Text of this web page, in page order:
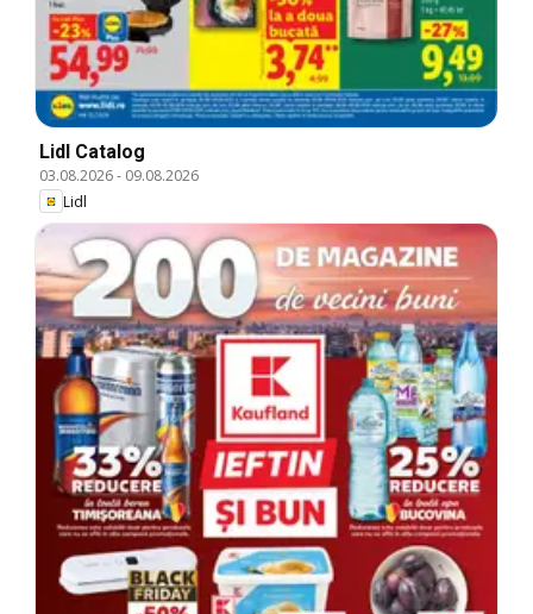
Lidl Catalog
03.08.2026- 09.08.2026
Lidl